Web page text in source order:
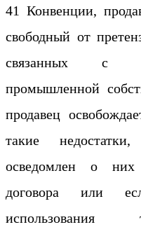
41 Конвенции,
свободный от
связанных с
промышленной
продавец
такие
осведомлен о
договора или
использования